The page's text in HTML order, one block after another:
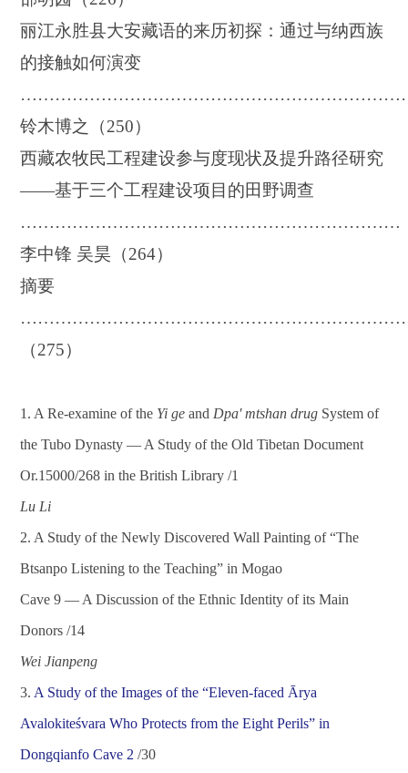
丽江永胜县大安藏语的来历初探：通过与纳西族
的接触如何演变
铃木博之（250）
西藏农牧民工程建设参与度现状及提升路径研究
——基于三个工程建设项目的田野调查
…………………………………………………………
李中锋 吴昊（264）
摘要
（275）
1. A Re-examine of the Yi geand Dpa' mtshan drug System of
the Tubo Dynasty — A Study of the Old Tibetan Document
Or.15000/268 in the British Library /1
Lu Li
2. A Study of the Newly Discovered Wall Painting of “The
Btsanpo Listening to the Teaching” in Mogao
Cave 9 — A Discussion of the Ethnic Identity of its Main
Donors /14
Wei Jianpeng
3. A Study of the Images of the “Eleven-faced Ārya
Avalokiteśvara Who Protects from the Eight Perils” in
Dongqianfo Cave 2 /30